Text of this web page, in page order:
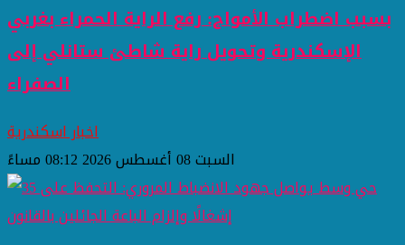
بسبب اضطراب الأمواج: رفع الراية الحمراء بغربي
الإسكندرية وتحويل راية شاطئ ستانلي إلى
الصفراء
اخبار اسكندرية
السبت 08 أغسطس 2026 08:12 مساءً